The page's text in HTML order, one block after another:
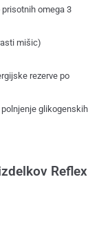
omega 3
mišic)
rezerve po
glikogenskih
Reflex